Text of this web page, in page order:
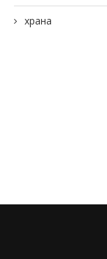
храна